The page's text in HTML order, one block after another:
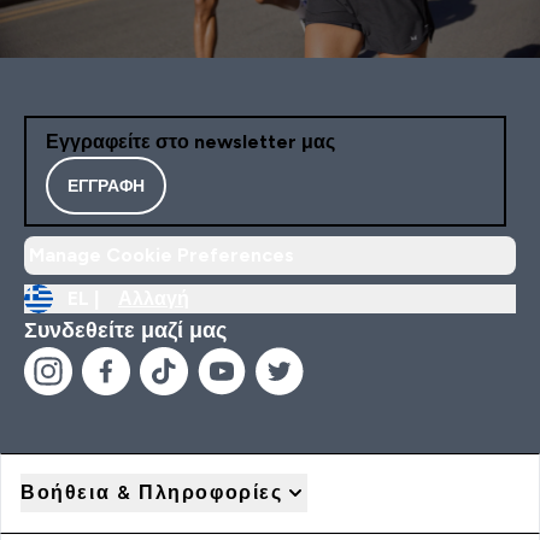
Εγγραφείτε στο newsletter μας
ΕΓΓΡΑΦΉ
Συνδεθείτε μαζί μας
Βοήθεια & Πληροφορίες